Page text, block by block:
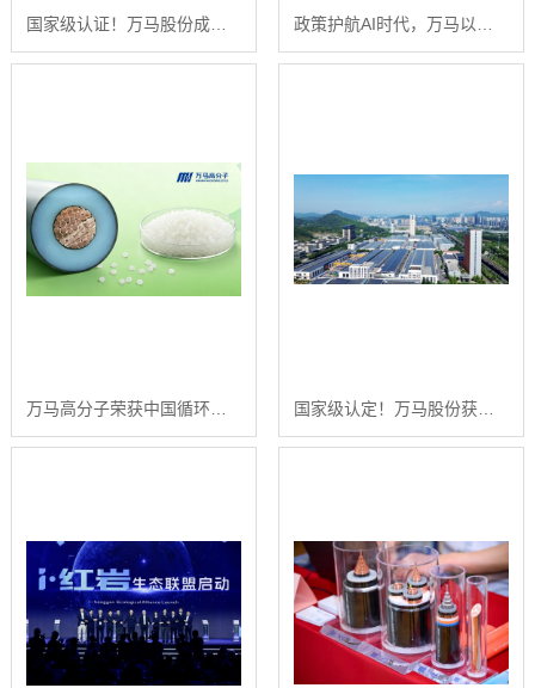
国家级认证！万马股份成功入选国家级“绿色工厂”
万马高分子荣获中国循环经济协会科技进步奖 国家级认定！万马股份获评“质量管理能力高等级企业”